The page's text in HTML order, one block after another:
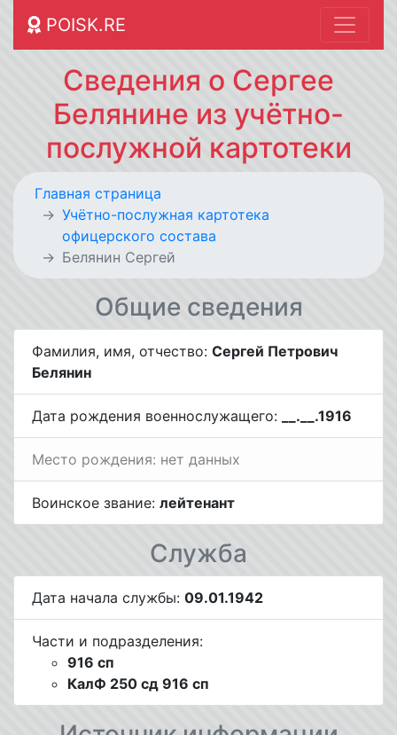
POISK.RE
Сведения о Сергее
Белянине из учётно-
послужной картотеки
Главная страница
Учётно-послужная картотека
офицерского состава
Белянин Сергей
Общие сведения
Фамилия, имя, отчество: Сергей Петрович
Белянин
Дата рождения военнослужащего: __.__.1916
Место рождения: нет данных
Воинское звание: лейтенант
Служба
Дата начала службы: 09.01.1942
Части и подразделения:
916 сп
КалФ 250 сд 916 сп